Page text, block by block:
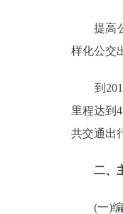
走进北京
提高公
样化公交
到2015
里程达到
共交通出
二、
(一)编